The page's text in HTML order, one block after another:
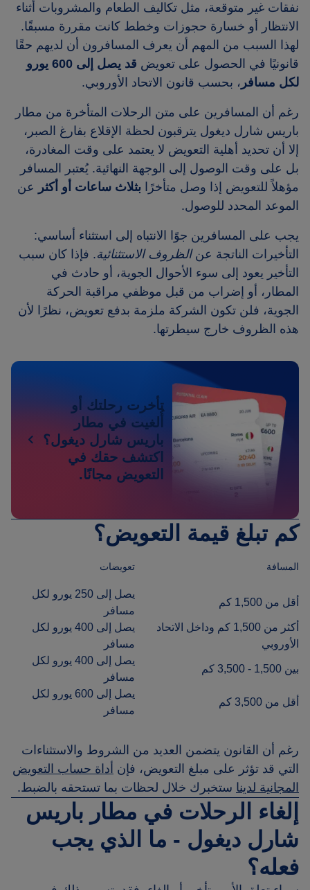
نفقات غير متوقعة، مثل تكاليف الطعام والمشروبات أثناء
الانتظار أو خسارة حجوزات وخطط كانت مقررة مسبقًا.
لهذا السبب من المهم أن يعرف المسافرون أن لديهم حقًا
قانونيًا في الحصول على تعويض
قد يصل إلى 600 يورو
لكل مسافر ، بحسب قانون الاتحاد الأوروبي.
رغم أن المسافرين على متن الرحلات المتأخرة من مطار
باريس شارل ديغول يترقبون لحظة الإقلاع بفارغ الصبر،
إلا أن تحديد أهلية التعويض لا يعتمد على وقت المغادرة،
بل على وقت الوصول إلى الوجهة النهائية. يُعتبر المسافر
مؤهلاً للتعويض إذا وصل متأخرًا بثلاث ساعات أو أكثر عن
الموعد المحدد للوصول.
يجب على المسافرين جوًا الانتباه إلى استثناء أساسي:
التأخيرات الناتجة عنالظروف الاستثنائية. فإذا كان سبب
التأخير يعود إلى سوء الأحوال الجوية، أو حادث في
المطار، أو إضراب من قبل موظفي مراقبة الحركة
الجوية، فلن تكون الشركة ملزمة بدفع تعويض، نظرًا لأن
هذه الظروف خارج سيطرتها.
تأخرت رحلتك أو
أُلغيت في مطار
باريس شارل ديغول؟
اكتشف حقك في
التعويض مجانًا.
كم تبلغ قيمة التعويض؟
المسافة تعويضات
أقل من 1,500 كم
يصل إلى 250 يورو لكل
مسافر
أكثر من 1,500 كم وداخل الاتحاد
الأوروبي
يصل إلى 400 يورو لكل
مسافر
بين 1,500 - 3,500 كم
يصل إلى 400 يورو لكل
مسافر
أقل من 3,500 كم
يصل إلى 600 يورو لكل
مسافر
رغم أن القانون يتضمن العديد من الشروط والاستثناءات
التي قد تؤثر على مبلغ التعويض، فإن أداة حساب التعويض
المجانية لدينا ستخبرك خلال لحظات بما تستحقه بالضبط.
إلغاء الرحلات في مطار باريس
شارل ديغول - ما الذي يجب
فعله؟